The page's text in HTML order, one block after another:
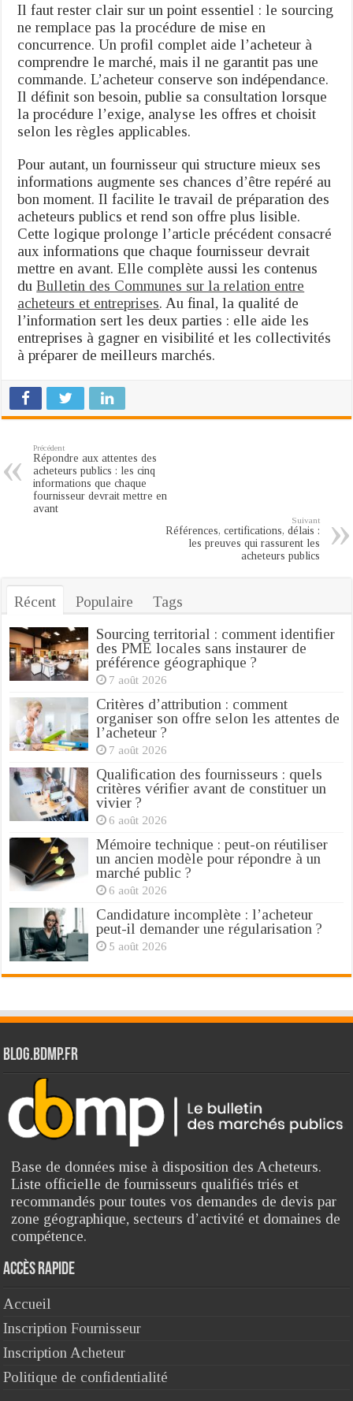
Il faut rester clair sur un point essentiel : le sourcing
ne remplace pas la procédure de mise en
concurrence. Un profil complet aide l’acheteur à
comprendre le marché, mais il ne garantit pas une
commande. L’acheteur conserve son indépendance.
Il définit son besoin, publie sa consultation lorsque
la procédure l’exige, analyse les offres et choisit
selon les règles applicables.
Pour autant, un fournisseur qui structure mieux ses
informations augmente ses chances d’être repéré au
bon moment. Il facilite le travail de préparation des
acheteurs publics et rend son offre plus lisible.
Cette logique prolonge l’article précédent consacré
aux informations que chaque fournisseur devrait
mettre en avant. Elle complète aussi les contenus
duBulletin des Communes sur la relation entre
acheteurs et entreprises. Au final, la qualité de
l’information sert les deux parties : elle aide les
entreprises à gagner en visibilité et les collectivités
à préparer de meilleurs marchés.
Précédent
Répondre aux attentes des
acheteurs publics : les cinq
informations que chaque
fournisseur devrait mettre en
avant
Suivant
Références, certifications, délais :
les preuves qui rassurent les
acheteurs publics
Récent Populaire
Tags
Sourcing territorial : comment identifier
des PME locales sans instaurer de
préférence géographique ?
7 août 2026
Critères d’attribution : comment
organiser son offre selon les attentes de
l’acheteur ?
7 août 2026
Qualification des fournisseurs : quels
critères vérifier avant de constituer un
vivier ?
6 août 2026
Mémoire technique : peut-on réutiliser
un ancien modèle pour répondre à un
marché public ?
6 août 2026
Candidature incomplète : l’acheteur
peut-il demander une régularisation ?
5 août 2026
Blog.bdmp.fr
Base de données mise à disposition des Acheteurs.
Liste officielle de fournisseurs qualifiés triés et
recommandés pour toutes vos demandes de devis par
zone géographique, secteurs d’activité et domaines de
compétence.
Accès rapide
Accueil
Inscription Fournisseur
Inscription Acheteur
Politique de confidentialité